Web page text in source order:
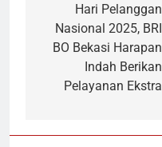
Hari Pelanggan
Nasional 2025, BRI
BO Bekasi Harapan
Indah Berikan
Pelayanan Ekstra